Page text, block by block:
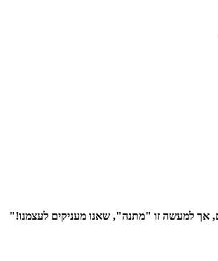
אך למעשה זו "מתנה", שאנו מעניקים לעצמנו!"